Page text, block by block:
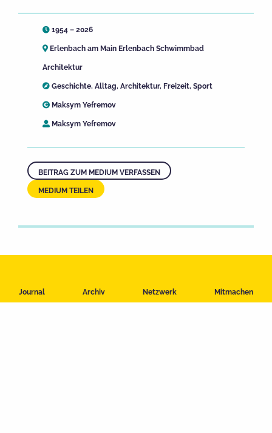
Journal Archiv Netzwerk Mitmachen
1954 – 2026
Erlenbach am Main Erlenbach Schwimmbad
Architektur
Geschichte, Alltag, Architektur, Freizeit, Sport
Maksym Yefremov
Maksym Yefremov
BEITRAG ZUM MEDIUM VERFASSEN
MEDIUM TEILEN
Impressum
Datenschutzerklärung